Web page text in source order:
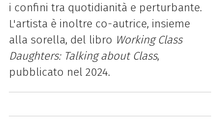
i confini tra quotidianità e perturbante.
L'artista è inoltre co-autrice, insieme
alla sorella, del libro Working Class
Daughters: Talking about Class,
pubblicato nel 2024.